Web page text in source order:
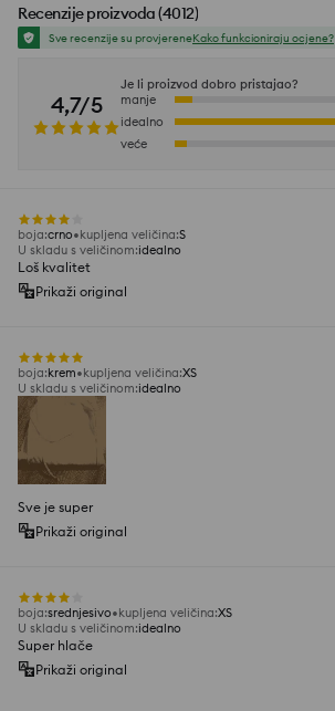
Recenzije proizvoda(4012)
Sve recenzije su provjereneKako funkcioniraju ocjene?
4,7/5
Je li proizvod dobro pristajao?
manje
idealno
veće
boja:crno kupljena veličina:S
U skladu s veličinom:idealno
Loš kvalitet
Prikaži original
boja:krem kupljena veličina:XS
U skladu s veličinom:idealno
Sve je super
Prikaži original
boja:srednjesivo kupljena veličina:XS
U skladu s veličinom:idealno
Super hlače
Prikaži original